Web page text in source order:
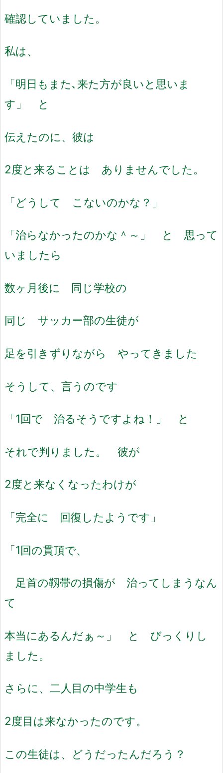
確認していました。
私は、
「明日もまた､来た方が良いと思いま
す」 と
伝えたのに、彼は
2度と来ることは ありませんでした。
「どうして こないのかな？」
「治らなかったのかな＾～」 と 思って
いましたら
数ヶ月後に 同じ学校の
同じ サッカー部の生徒が
足を引きずりながら やってきました
そうして、言うのです
「1回で 治るそうですよね！」 と
それで判りました。 彼が
2度と来なくなったわけが
「完全に 回復したようです」
「1回の貫頂で、
足首の靱帯の損傷が 治ってしまうなん
て
本当にあるんだぁ～」
と びっくりし
ました。
さらに、二人目の中学生も
2度目は来なかったのです。
この生徒は、どうだったんだろう？